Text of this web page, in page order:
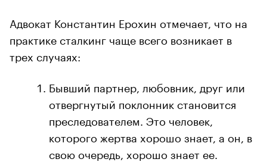
Адвокат Константин Ерохин отмечает, что на
практике сталкинг чаще всего возникает в
трех случаях:
Бывший партнер, любовник, друг или
отвергнутый поклонник становится
преследователем. Это человек,
которого жертва хорошо знает, а он, в
свою очередь, хорошо знает ее.